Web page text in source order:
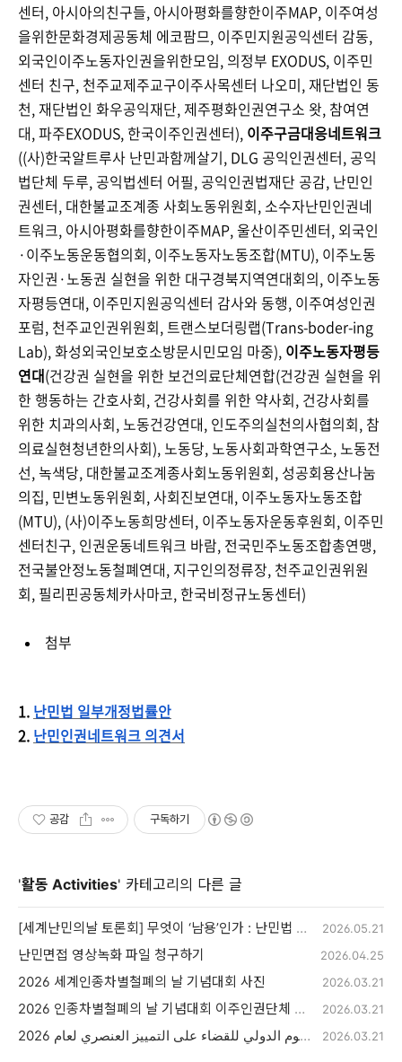
센터, 아시아의친구들, 아시아평화를향한이주MAP, 이주여성
을위한문화경제공동체 에코팜므, 이주민지원공익센터 감동,
외국인이주노동자인권을위한모임, 의정부 EXODUS, 이주민
센터 친구, 천주교제주교구이주사목센터 나오미, 재단법인 동
천, 재단법인 화우공익재단, 제주평화인권연구소 왓, 참여연
대, 파주EXODUS, 한국이주인권센터), 이주구금대응네트워크
((사)한국알트루사 난민과함께살기, DLG 공익인권센터, 공익
법단체 두루, 공익법센터 어필, 공익인권법재단 공감, 난민인
권센터, 대한불교조계종 사회노동위원회, 소수자난민인권네
트워크, 아시아평화를향한이주MAP, 울산이주민센터, 외국인
·이주노동운동협의회, 이주노동자노동조합(MTU), 이주노동
자인권·노동권 실현을 위한 대구경북지역연대회의, 이주노동
자평등연대, 이주민지원공익센터 감사와 동행, 이주여성인권
포럼, 천주교인권위원회, 트랜스보더링랩(Trans-boder-ing
Lab), 화성외국인보호소방문시민모임 마중), 이주노동자평등
연대(건강권 실현을 위한 보건의료단체연합(건강권 실현을 위
한 행동하는 간호사회, 건강사회를 위한 약사회, 건강사회를
위한 치과의사회, 노동건강연대, 인도주의실천의사협의회, 참
의료실현청년한의사회), 노동당, 노동사회과학연구소, 노동전
선, 녹색당, 대한불교조계종사회노동위원회, 성공회용산나눔
의집, 민변노동위원회, 사회진보연대, 이주노동자노동조합
(MTU), (사)이주노동희망센터, 이주노동자운동후원회, 이주민
센터친구, 인권운동네트워크 바람, 전국민주노동조합총연맹,
전국불안정노동철폐연대, 지구인의정류장, 천주교인권위원
회, 필리핀공동체카사마코, 한국비정규노동센터)
첨부
1. 난민법 일부개정법률안
2. 난민인권네트워크 의견서
공감 구독하기
'활동 Activities' 카테고리의 다른 글
[세계난민의날 토론회] 무엇이 ‘남용’인가 : 난민법 개정안의 문제점 2026.05.21
난민면접 영상녹화 파일 청구하기 2026.04.25
2026 세계인종차별철폐의 날 기념대회 사진 2026.03.21
2026 인종차별철폐의 날 기념대회 이주인권단체 선언문 2026.03.21
بيان منظمات حقوق المهاجرين في فعالية إحياء اليوم الدولي للقضاء على التمييز العنصري لعام 2026 2026.03.21